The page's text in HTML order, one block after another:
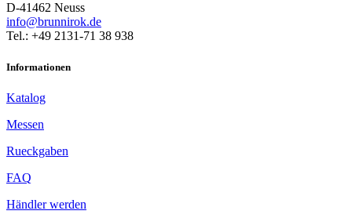
D-41462 Neuss
info@brunnirok.de
Tel.: +49 2131-71 38 938
Informationen
Katalog
Messen
Rueckgaben
FAQ
Händler werden